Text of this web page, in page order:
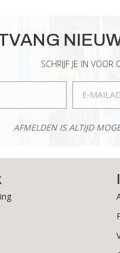
SCHRIJF JE IN VOOR
AFMELDEN IS ALTIJD